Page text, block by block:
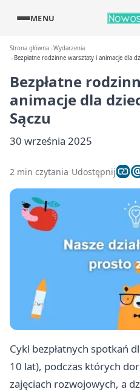
MENU
Strona główna Wydarzenia
Bezpłatne rodzinne warsztaty i animacje dla
Bezpłatne
animacje dla
Sączu
30 września 2025
2 min czytania Udostępnij
Cykl bezpłatnych spotkań
10 lat), podczas których
zajęciach rozwojowych, a